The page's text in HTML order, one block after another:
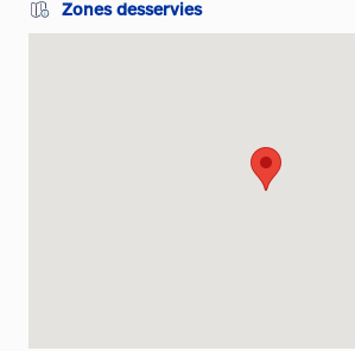
Zones desservies